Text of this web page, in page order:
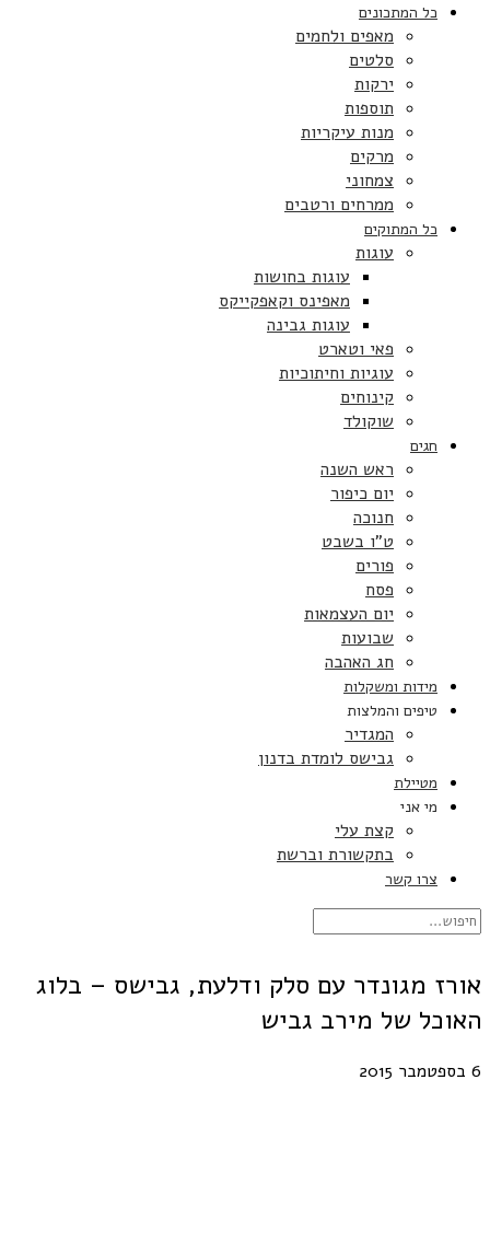
כל המתכונים
מאפים ולחמים
סלטים
ירקות
תוספות
מנות עיקריות
מרקים
צמחוני
ממרחים ורטבים
כל המתוקים
עוגות
עוגות בחושות
מאפינס וקאפקייקס
עוגות גבינה
פאי וטארט
עוגיות וחיתוכיות
קינוחים
שוקולד
חגים
ראש השנה
יום כיפור
חנוכה
ט”ו בשבט
פורים
פסח
יום העצמאות
שבועות
חג האהבה
מידות ומשקלות
טיפים והמלצות
המגדיר
גבישס לומדת בדנון
מטיילת
מי אני
קצת עלי
בתקשורת וברשת
צרו קשר
אורז מגונדר עם סלק ודלעת, גבישס – בלוג
האוכל של מירב גביש
6 בספטמבר 2015